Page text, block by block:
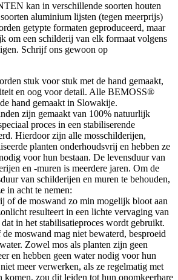
kan in verschillende soorten houten
aluminium lijsten (tegen meerprijs)
getypte formaten geproduceerd, maar
om een schilderij van elk formaat volgens
Schrijf ons gewoon op
stuk voor stuk met de hand gemaakt,
en oog voor detail. Alle BEMOSS®
hand gemaakt in Slowakije.
zijn gemaakt van 100% natuurlijk
proces in een stabiliserende
Hierdoor zijn alle mosschilderijen,
planten onderhoudsvrij en hebben ze
voor hun bestaan. De levensduur van
en -muren is meerdere jaren. Om de
van schilderijen en muren te behouden,
in acht te nemen:
of de moswand zo min mogelijk bloot aan
resulteert in een lichte vervaging van
in het stabilisatieproces wordt gebruikt.
moswand mag niet bewaterd, besproeid
Zowel mos als planten zijn geen
en hebben geen water nodig voor hun
meer verwerken, als ze regelmatig met
komen, zou dit leiden tot hun onomkeerbare